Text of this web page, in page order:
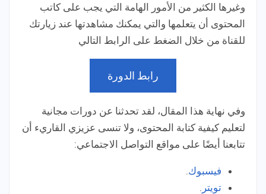
وغيرها الكثير من الأمور الهامة التي يجب على كاتب
المحتوى أن يتعلمها والتي يمكنك مشاهدتها عند زيارتك
للقناة من خلال الضغط على الرابط التالي
رابط الدورة
وفي نهاية هذا المقال، لقد تحدثنا عن دورات مجانية
لتعليم كيفية كتابة المحتوى، ولا تنسى عزيزي القاريء أن
تتابعنا أيضًا على مواقع التواصل الاجتماعي:
فيسبوك.
تويتر .